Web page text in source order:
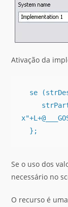
Ativação da
Se o uso dos
necessário no
O recurso é